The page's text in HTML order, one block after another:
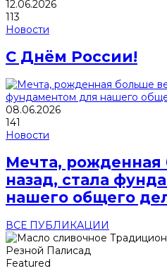
12.06.2026
113
Новости
С Днём России!
08.06.2026
141
Новости
Мечта, рожденная
назад, стала
нашего общего
ВСЕ ПУБЛИКАЦИИ
Featured